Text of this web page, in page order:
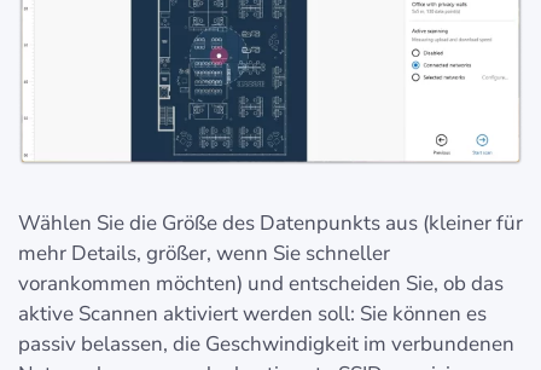
Wählen Sie die Größe des Datenpunkts aus (kleiner für
mehr Details, größer, wenn Sie schneller
vorankommen möchten) und entscheiden Sie, ob das
aktive Scannen aktiviert werden soll: Sie können es
passiv belassen, die Geschwindigkeit im verbundenen